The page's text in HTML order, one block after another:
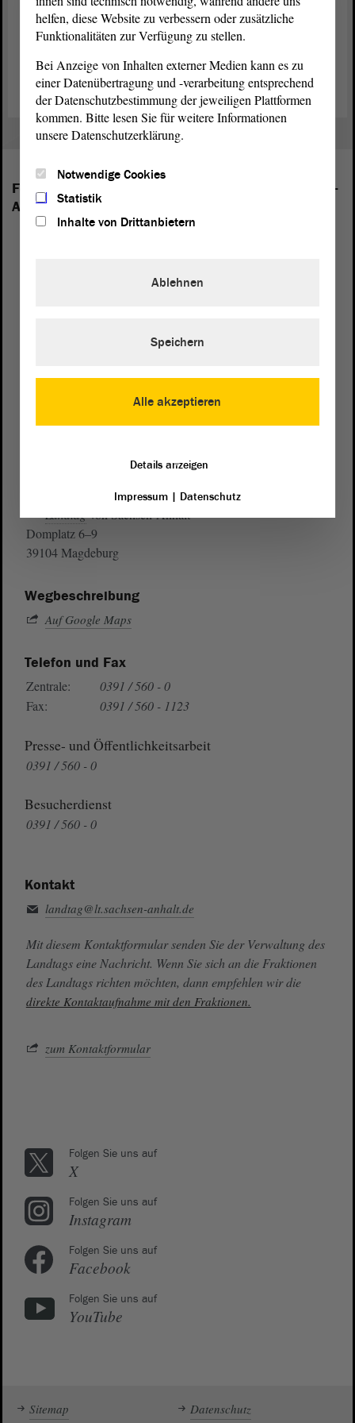
Anfang 2020 liegt bereits die wissenschaftliche Dokumentation
VER|FOLGT vor. Sie informiert über Abgeordnete aus der Region
Diktatur von 1933 bis 1945 in Deutschland wurden.
Folgende Fraktionen sind im Landtag von Sachsen-
Anhalt vertreten:
Landtagvon Sachsen-Anhalt
Domplatz 6–9
39104 Magdeburg
Wegbeschreibung
Auf Google Maps
Telefon und Fax
Zentrale:
0391 / 560 - 0
Fax:
0391 / 560 - 1123
Presse- und Öffentlichkeitsarbeit
0391 / 560 - 0
Besucherdienst
0391 / 560 - 0
Kontakt
landtag@lt.sachsen-anhalt.de
Mit diesem Kontaktformular senden Sie der Verwaltung des
Landtags eine Nachricht. Wenn Sie sich an die Fraktionen
des Landtags richten möchten, dann empfehlen wir die
direkte Kontaktaufnahme mit den Fraktionen.
zum Kontaktformular
Folgen Sie uns auf
X
Folgen Sie uns auf
Instagram
Folgen Sie uns auf
Facebook
Folgen Sie uns auf
YouTube
Sitemap Datenschutz
helfen, diese Website zu verbessern oder zusätzliche
Funktionalitäten zur Verfügung zu stellen.
Bei Anzeige von Inhalten externer Medien kann es zu
einer Datenübertragung und -verarbeitung entsprechend
der Datenschutzbestimmung der jeweiligen Plattformen
kommen. Bitte lesen Sie für weitere Informationen
unsere Datenschutzerklärung.
Notwendige Cookies
Statistik
Inhalte von Drittanbietern
Alle akzeptieren
Ablehnen
Speichern
Details anzeigen
Impressum| Datenschutz